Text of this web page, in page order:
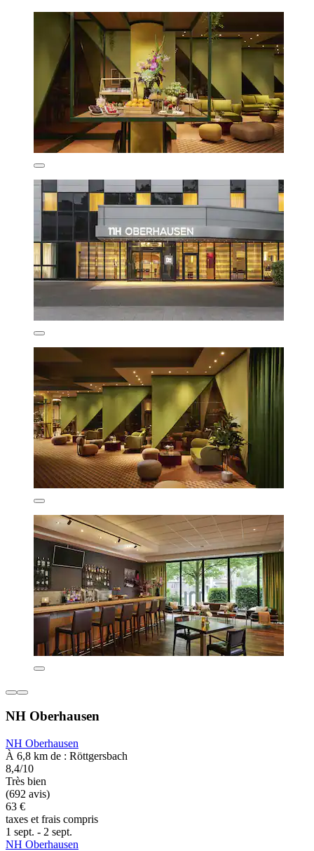
NH Oberhausen
NH Oberhausen
À 6,8 km de : Röttgersbach
8,4/10
Très bien
(692 avis)
63 €
taxes et frais compris
1 sept. - 2 sept.
NH Oberhausen